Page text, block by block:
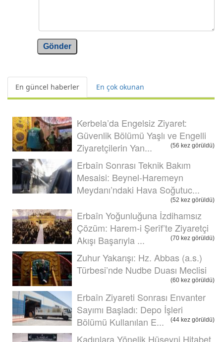
Gönder
En güncel haberler En çok okunan
Kerbela’da Engelsiz Ziyaret:
Güvenlik Bölümü Yaşlı ve Engelli
Ziyaretçilerin Yan...
(56 kez görüldü)
Erbaîn Sonrası Teknik Bakım
Mesaisi: Beynel-Haremeyn
Meydanı’ndaki Hava Soğutuc...
(52 kez görüldü)
Erbaîn Yoğunluğuna İzdihamsız
Çözüm: Harem-i Şerîf’te Ziyaretçi
Akışı Başarıyla ...
(70 kez görüldü)
Zuhur Yakarışı: Hz. Abbas (a.s.)
Türbesi’nde Nudbe Duası Meclisi
(60 kez görüldü)
Erbaîn Ziyareti Sonrası Envanter
Sayımı Başladı: Depo İşleri
Bölümü Kullanılan E...
(44 kez görüldü)
Kadınlara Yönelik Hüseyni Hitabet